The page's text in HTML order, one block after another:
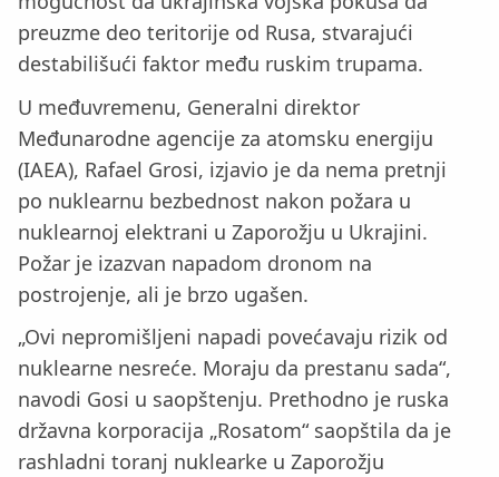
preuzme deo teritorije od Rusa, stvarajući
destabilišući faktor među ruskim trupama.
U međuvremenu, Generalni direktor
Međunarodne agencije za atomsku energiju
(IAEA), Rafael Grosi, izjavio je da nema pretnji
po nuklearnu bezbednost nakon požara u
nuklearnoj elektrani u Zaporožju u Ukrajini.
Požar je izazvan napadom dronom na
postrojenje, ali je brzo ugašen.
„Ovi nepromišljeni napadi povećavaju rizik od
nuklearne nesreće. Moraju da prestanu sada“,
navodi Gosi u saopštenju. Prethodno je ruska
državna korporacija „Rosatom“ saopštila da je
rashladni toranj nuklearke u Zaporožju